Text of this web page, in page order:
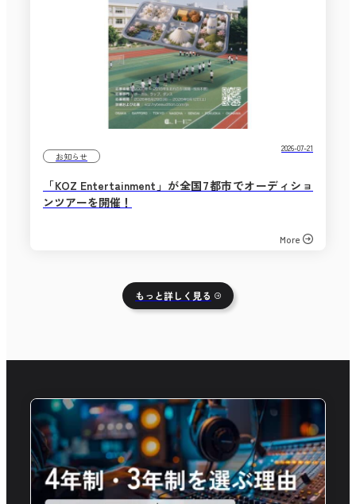
お知らせ
2026-07-21
「KOZ Entertainment」が全国7都市でオーディショ
ンツアーを開催！
More
もっと詳しく見る